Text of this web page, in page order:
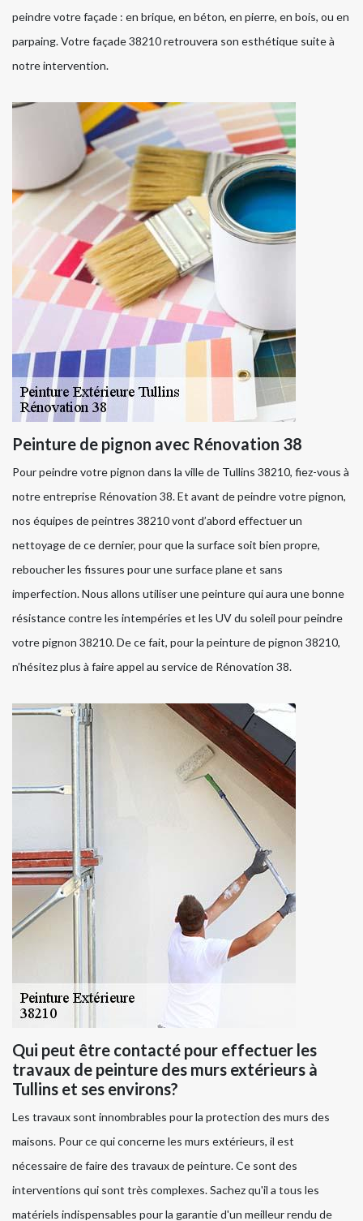
peindre votre façade : en brique, en béton, en pierre, en bois, ou en
parpaing. Votre façade 38210 retrouvera son esthétique suite à
notre intervention.
Peinture de pignon avec Rénovation 38
Pour peindre votre pignon dans la ville de Tullins 38210, fiez-vous à
notre entreprise Rénovation 38. Et avant de peindre votre pignon,
nos équipes de peintres 38210 vont d’abord effectuer un
nettoyage de ce dernier, pour que la surface soit bien propre,
reboucher les fissures pour une surface plane et sans
imperfection. Nous allons utiliser une peinture qui aura une bonne
résistance contre les intempéries et les UV du soleil pour peindre
votre pignon 38210. De ce fait, pour la peinture de pignon 38210,
n’hésitez plus à faire appel au service de Rénovation 38.
Qui peut être contacté pour effectuer les
travaux de peinture des murs extérieurs à
Tullins et ses environs?
Les travaux sont innombrables pour la protection des murs des
maisons. Pour ce qui concerne les murs extérieurs, il est
nécessaire de faire des travaux de peinture. Ce sont des
interventions qui sont très complexes. Sachez qu'il a tous les
matériels indispensables pour la garantie d'un meilleur rendu de